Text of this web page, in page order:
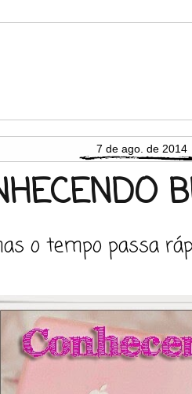
7 de ago. de 2014
o tempo passa